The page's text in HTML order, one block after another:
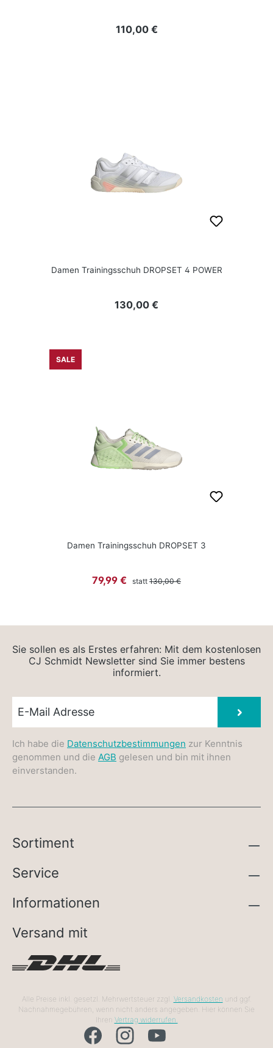
Regulärer Preis:
110,00 €
Damen Trainingsschuh DROPSET 4 POWER
Regulärer Preis:
130,00 €
SALE
Damen Trainingsschuh DROPSET 3
Verkaufspreis:
79,99 € statt Regulärer Preis:
130,00 €
Sie sollen es als Erstes erfahren: Mit dem kostenlosen
CJ Schmidt Newsletter sind Sie immer bestens
informiert.
Ich habe die Datenschutzbestimmungen zur Kenntnis
genommen und die AGB gelesen und bin mit ihnen
einverstanden.
Sortiment
Service
Informationen
Versand mit
Alle Preise inkl. gesetzl. Mehrwertsteuer zzgl. Versandkosten und ggf.
Nachnahmegebühren, wenn nicht anders angegeben. Hier können Sie
Ihren Vertrag widerrufen.